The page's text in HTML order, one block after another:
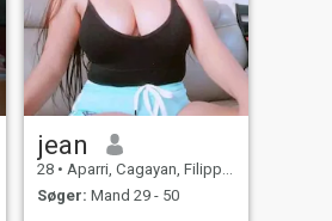
jean
28 • Aparri, Cagayan, Filippinerne
Søger: Mand 29 - 50